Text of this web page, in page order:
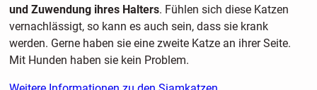
und Zuwendung ihres Halters. Fühlen sich diese Katzen
vernachlässigt, so kann es auch sein, dass sie krank
werden. Gerne haben sie eine zweite Katze an ihrer Seite.
Mit Hunden haben sie kein Problem.